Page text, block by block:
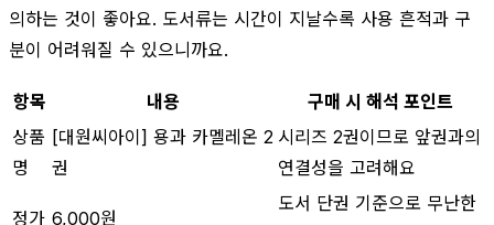
의하는 것이 좋아요. 도서류는 시간이 지날수록 사용 흔적과 구
분이 어려워질 수 있으니까요.
항목 내용
구매 시 해석 포인트
상품
명
[대원씨아이] 용과 카멜레온 2
권
시리즈 2권이므로 앞권과의
연결성을 고려해요
정가 6,000원
도서 단권 기준으로 무난한